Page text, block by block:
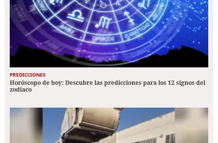
PREDICCIONES
Horóscopo de hoy: Descubre las predicciones para los 12 signos del
zodiaco